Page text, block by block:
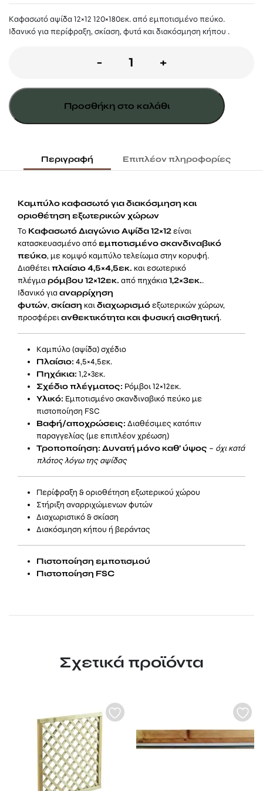
Καφασωτό αψίδα 12×12 120×180εκ. από εμποτισμένο πεύκο.
Ιδανικό για περίφραξη, σκίαση, φυτά και διακόσμηση κήπου .
-
Ξύλινο
Διαγώνιο
(μάτι
Αψίδα
120
x
180εκ.
ποσότητα
+
Προσθήκη στο καλάθι
Περιγραφή Επιπλέον πληροφορίες
Καμπύλο καφασωτό για διακόσμηση και
οριοθέτηση εξωτερικών χώρων
Το Καφασωτό Διαγώνιο Αψίδα 12×12είναι
κατασκευασμένο απόεμποτισμένο σκανδιναβικό
πεύκο, με κομψό καμπύλο τελείωμα στην κορυφή.
Διαθέτειπλαίσιο 4,5×4,5εκ. και εσωτερικό
πλέγμα ρόμβου 12×12εκ. από πηχάκια 1,2×3εκ..
Ιδανικό για αναρρίχηση
φυτών,σκίαση καιδιαχωρισμόεξωτερικών χώρων,
προσφέρειανθεκτικότητα και φυσική αισθητική.
Καμπύλο (αψίδα) σχέδιο
Πλαίσιο: 4,5×4,5εκ.
Πηχάκια: 1,2×3εκ.
Σχέδιο πλέγματος: Ρόμβοι 12×12εκ.
Υλικό: Εμποτισμένο σκανδιναβικό πεύκο με
πιστοποίηση FSC
Βαφή/αποχρώσεις: Διαθέσιμες κατόπιν
παραγγελίας (με επιπλέον χρέωση)
Τροποποίηση: Δυνατή μόνο καθ’ ύψος – όχι κατά
πλάτος λόγω της αψίδας
Περίφραξη & οριοθέτηση εξωτερικού χώρου
Στήριξη αναρριχώμενων φυτών
Διαχωριστικό & σκίαση
Διακόσμηση κήπου ή βεράντας
Πιστοποίηση εμποτισμού
Πιστοποίηση FSC
Σχετικά προϊόντα